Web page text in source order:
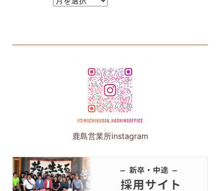
鹿島営業所instagram